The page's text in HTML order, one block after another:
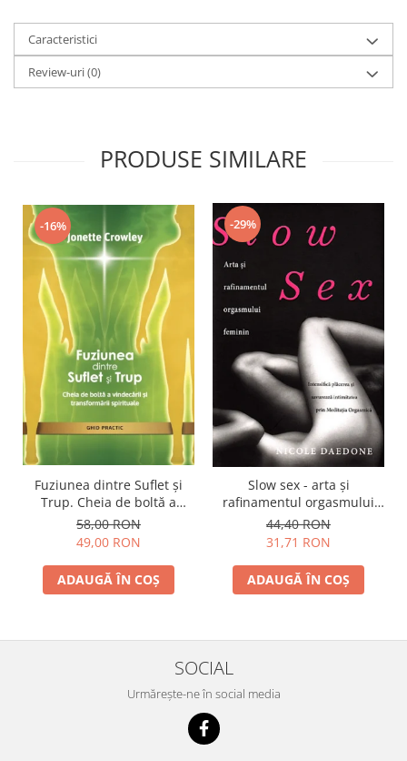
Fără categorie
Cunoaștere
Caracteristici
Review-uri(0)
PRODUSE SIMILARE
-16%
Fuziunea dintre Suflet și
Trup. Cheia de boltă a
vindecării și transformării
spirituale
58,00 RON
49,00 RON
ADAUGĂ ÎN COȘ
-29%
Slow sex - arta şi
rafinamentul orgasmului
feminin
44,40 RON
31,71 RON
ADAUGĂ ÎN COȘ
SOCIAL
Urmărește-ne în social media